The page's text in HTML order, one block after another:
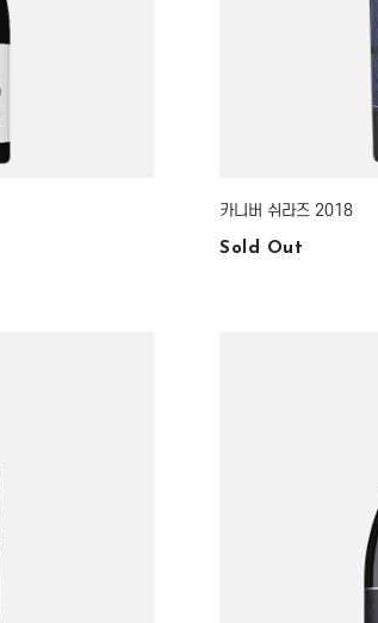
카니버 쉬라즈 2018
Sold Out